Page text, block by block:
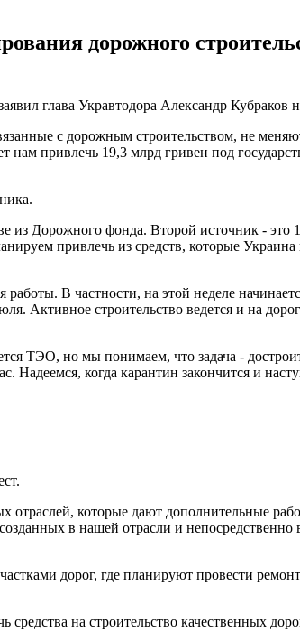
дорожного
глава Укравтодора Александр Кубраков
с дорожным строительством, не
нам привлечь 19,3 млрд гривен под
из Дорожного фонда. Второй источник - это
привлечь из средств, которые Украина
В частности, на этой неделе
Активное строительство ведется и на
ТЭО, но мы понимаем, что задача -
когда карантин закончится и
которые дают дополнительные
в нашей отрасли и
дорог, где планируют провести
средства на строительство качественных